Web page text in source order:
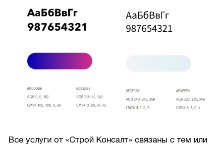
Все услуги от «Строй Консалт» связаны с тем или